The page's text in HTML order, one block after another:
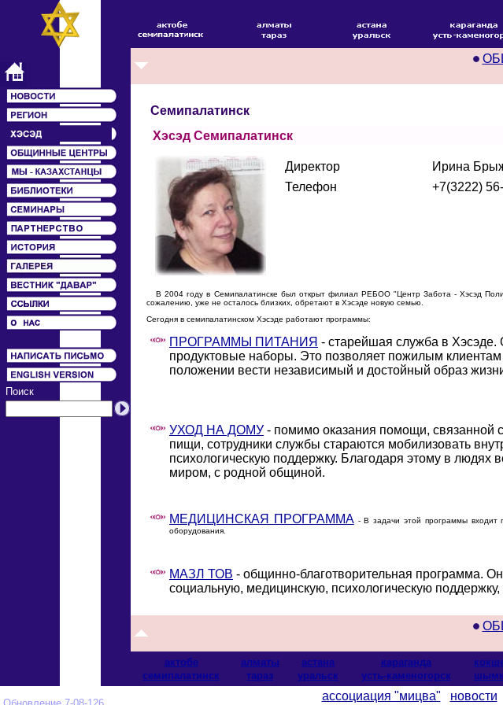
Поиск
Семипалатинск
Хэсэд Семипалатинск
Директор
Ирина
Телефон
+7(3222)
В 2004 году в Семипалатинске был открыт филиал РЕБОО "Центр Забота - Хэсэд
сожалению, уже не осталось близких, обретают в Хэсэде новую семью.
Сегодня в семипалатинском Хэсэде работают программы:
ПРОГРАММЫ ПИТАНИЯ - старейшая служба в Хэсэде.
продуктовые наборы. Это позволяет пожилым
положении вести независимый и достойный образ
УХОД НА ДОМУ - помимо оказания помощи, связанной
пищи, сотрудники службы стараются мобилизовать
психологическую поддержку. Благодаря этому в людях
миром, с родной общиной.
МЕДИЦИНСКАЯ ПРОГРАММА- В задачи этой программы входит
оборудования.
МАЗЛ ТОВ - общинно-благотворительная программа.
социальную, медицинскую, психологическую
актобе алматы астана караганда
cемипалатинск
тараз уральск усть-каменогорск
ассоциация "мицва" новости